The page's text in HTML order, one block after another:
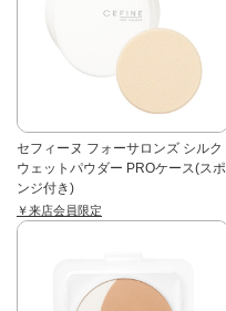
セフィーヌ フォーサロンズ シルク
ウェットパウダー PROケース(スポ
ンジ付き)
￥来店会員限定